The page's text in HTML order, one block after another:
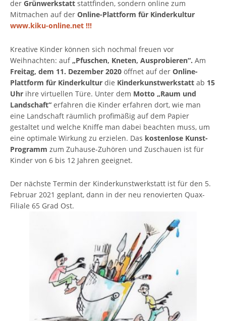
der Grünwerkstatt stattfinden, sondern online zum
Mitmachen auf der Online-Plattform für Kinderkultur
www.kiku-online.net !!!
Kreative Kinder können sich nochmal freuen vor
Weihnachten: auf„Pfuschen, Kneten, Ausprobieren“. Am
Freitag, dem 11. Dezember 2020 öffnet auf der Online-
Plattform für Kinderkultur die Kinderkunstwerkstatt ab 15
Uhr ihre virtuellen Türe. Unter dem Motto „Raum und
Landschaft“ erfahren die Kinder erfahren dort, wie man
eine Landschaft räumlich profimäßig auf dem Papier
gestaltet und welche Kniffe man dabei beachten muss, um
eine optimale Wirkung zu erzielen. Das kostenlose Kunst-
Programm zum Zuhause-Zuhören und Zuschauen ist für
Kinder von 6 bis 12 Jahren geeignet.
Der nächste Termin der Kinderkunstwerkstatt ist für den 5.
Februar 2021 geplant, dann in der neu renovierten Quax-
Filiale 65 Grad Ost.